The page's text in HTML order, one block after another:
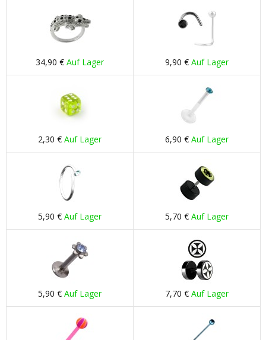
34,90 € Auf Lager 9,90 € Auf Lager
2,30 € Auf Lager 6,90 € Auf Lager
5,90 € Auf Lager 5,70 € Auf Lager
5,90 € Auf Lager 7,70 € Auf Lager